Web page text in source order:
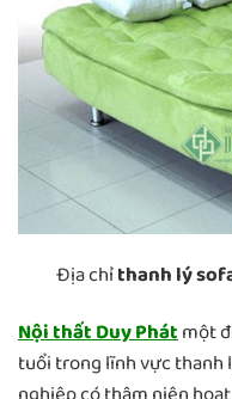
Địa chỉthanh lý
Nội thất Duy Phátmột
tuổi trong lĩnh vực thanh